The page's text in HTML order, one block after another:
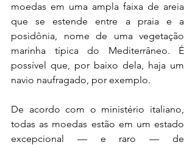
moedas em uma ampla faixa de areia
que se estende entre a praia e a
posidônia, nome de uma vegetação
marinha típica do Mediterrâneo. É
possível que, por baixo dela, haja um
navio naufragado, por exemplo.
De acordo com o ministério italiano,
todas as moedas estão em um estado
excepcional — e raro — de